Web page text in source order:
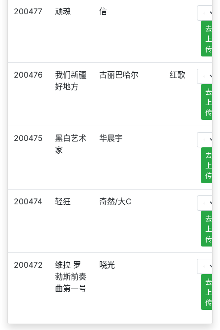
200477 顽魂 信
去
上
传
200476
我们新疆
好地方
古丽巴哈尔 红歌
去
上
传
200475
黑白艺术
家
华晨宇
去
上
传
200474 轻狂 奇然/大C
去
上
传
200472
维拉 罗
勃斯前奏
曲第一号
晓光
去
上
传